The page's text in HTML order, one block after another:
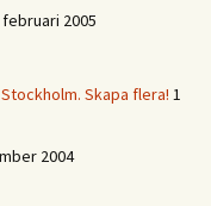
februari 2005
Skapa flera! 1
2004